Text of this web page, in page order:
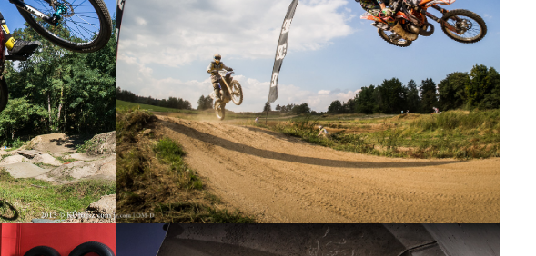
22 ZÁŘÍ, 2013
MX Chlístov